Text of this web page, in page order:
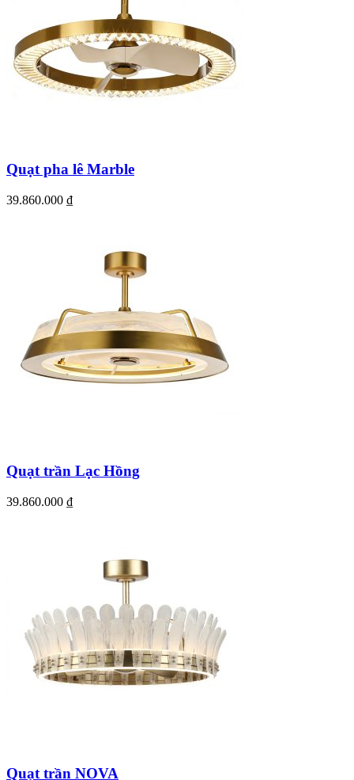
Quạt pha lê Marble
39.860.000 ₫
Quạt trần Lạc Hồng
39.860.000 ₫
Quạt trần NOVA